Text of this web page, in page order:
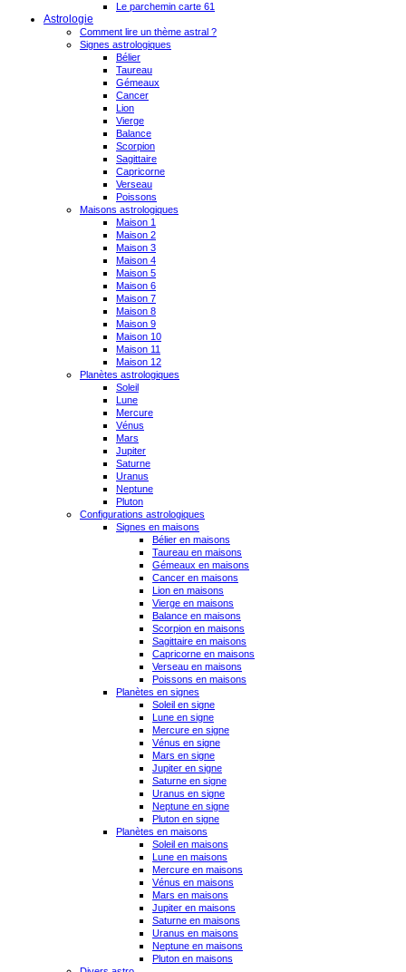
Le parchemin carte 61
Astrologie
Comment lire un thème astral ?
Signes astrologiques
Bélier
Taureau
Gémeaux
Cancer
Lion
Vierge
Balance
Scorpion
Sagittaire
Capricorne
Verseau
Poissons
Maisons astrologiques
Maison 1
Maison 2
Maison 3
Maison 4
Maison 5
Maison 6
Maison 7
Maison 8
Maison 9
Maison 10
Maison 11
Maison 12
Planètes astrologiques
Soleil
Lune
Mercure
Vénus
Mars
Jupiter
Saturne
Uranus
Neptune
Pluton
Configurations astrologiques
Signes en maisons
Bélier en maisons
Taureau en maisons
Gémeaux en maisons
Cancer en maisons
Lion en maisons
Vierge en maisons
Balance en maisons
Scorpion en maisons
Sagittaire en maisons
Capricorne en maisons
Verseau en maisons
Poissons en maisons
Planètes en signes
Soleil en signe
Lune en signe
Mercure en signe
Vénus en signe
Mars en signe
Jupiter en signe
Saturne en signe
Uranus en signe
Neptune en signe
Pluton en signe
Planètes en maisons
Soleil en maisons
Lune en maisons
Mercure en maisons
Vénus en maisons
Mars en maisons
Jupiter en maisons
Saturne en maisons
Uranus en maisons
Neptune en maisons
Pluton en maisons